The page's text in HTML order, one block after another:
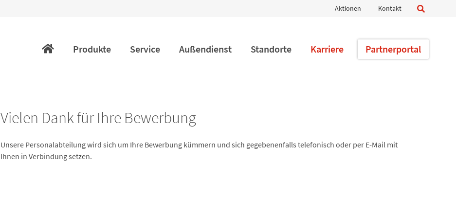
überspringen
Aktionen Kontakt
überspringenProdukte Service Außendienst Standorte Karriere Partnerportal
Vielen Dank für Ihre Bewerbung
Unsere Personalabteilung wird sich um Ihre Bewerbung kümmern und sich gegebenenfalls telefonisch oder per E-Mail mit
Ihnen in Verbindung setzen.